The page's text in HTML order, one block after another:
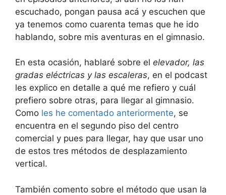
escuchado, pongan pausa acá y escuchen que
ya tenemos como cuarenta temas que he ido
hablando, sobre mis aventuras en el gimnasio.
En esta ocasión, hablaré sobre el elevador, las
gradas eléctricas y las escaleras, en el podcast
les explico en detalle a qué me refiero y cuál
prefiero sobre otras, para llegar al gimnasio.
Como les he comentado anteriormente, se
encuentra en el segundo piso del centro
comercial y pues para llegar, hay que usar uno
de estos tres métodos de desplazamiento
vertical.
También comento sobre el método que usan la